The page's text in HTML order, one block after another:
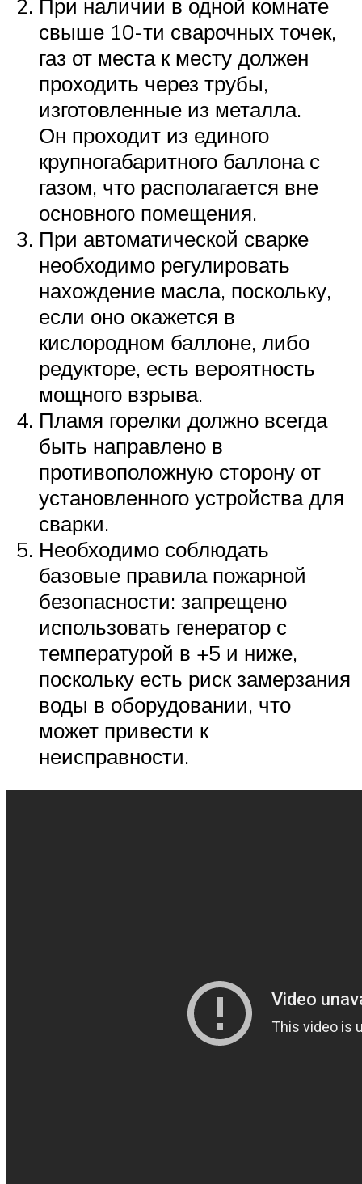
При наличии в одной комнате
свыше 10-ти сварочных точек,
газ от места к месту должен
проходить через трубы,
изготовленные из металла.
Он проходит из единого
крупногабаритного баллона с
газом, что располагается вне
основного помещения.
При автоматической сварке
необходимо регулировать
нахождение масла, поскольку,
если оно окажется в
кислородном баллоне, либо
редукторе, есть вероятность
мощного взрыва.
Пламя горелки должно всегда
быть направлено в
противоположную сторону от
установленного устройства для
сварки.
Необходимо соблюдать
базовые правила пожарной
безопасности: запрещено
использовать генератор с
температурой в +5 и ниже,
поскольку есть риск замерзания
воды в оборудовании, что
может привести к
неисправности.